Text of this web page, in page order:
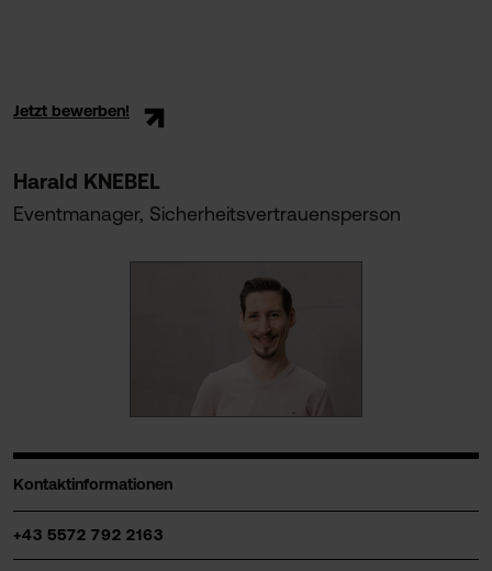
Jetzt bewerben!
Harald KNEBEL
Eventmanager, Sicherheitsvertrauensperson
Kontaktinformationen
+43 5572 792 2163